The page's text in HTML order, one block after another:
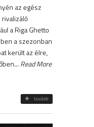
az egész
a Riga Ghetto
a szezonban
került az élre,
Read More
tovább